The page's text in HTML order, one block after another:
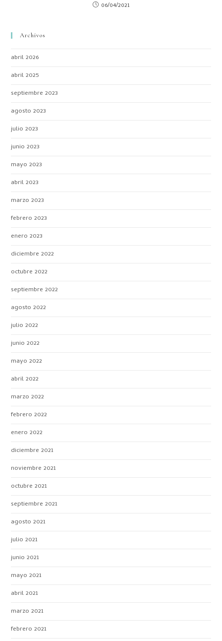
06/04/2021
Archivos
abril 2026
abril 2025
septiembre 2023
agosto 2023
julio 2023
junio 2023
mayo 2023
abril 2023
marzo 2023
febrero 2023
enero 2023
diciembre 2022
octubre 2022
septiembre 2022
agosto 2022
julio 2022
junio 2022
mayo 2022
abril 2022
marzo 2022
febrero 2022
enero 2022
diciembre 2021
noviembre 2021
octubre 2021
septiembre 2021
agosto 2021
julio 2021
junio 2021
mayo 2021
abril 2021
marzo 2021
febrero 2021